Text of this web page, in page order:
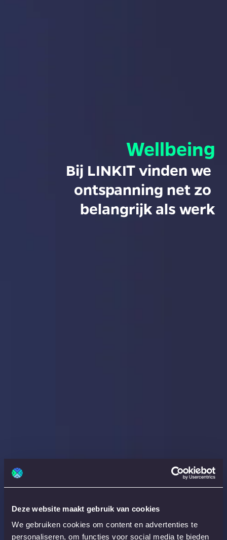
Deze website maakt gebruik van cookies
We gebruiken cookies om content en advertenties te
personaliseren, om functies voor social media te bieden
Wellbeing
Bij LINKIT vinden we
ontspanning net zo
belangrijk als werk